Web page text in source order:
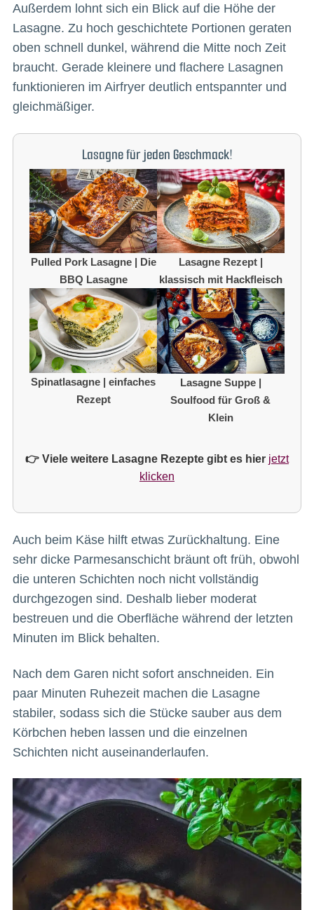
Außerdem lohnt sich ein Blick auf die Höhe der
Lasagne. Zu hoch geschichtete Portionen geraten
oben schnell dunkel, während die Mitte noch Zeit
braucht. Gerade kleinere und flachere Lasagnen
funktionieren im Airfryer deutlich entspannter und
gleichmäßiger.
Lasagne für jeden Geschmack!
Pulled Pork Lasagne | Die
BBQ Lasagne
Lasagne Rezept |
klassisch mit Hackfleisch
Spinatlasagne | einfaches
Rezept
Lasagne Suppe |
Soulfood für Groß &
Klein
👉 Viele weitere Lasagne Rezepte gibt es hier jetzt
klicken
Auch beim Käse hilft etwas Zurückhaltung. Eine
sehr dicke Parmesanschicht bräunt oft früh, obwohl
die unteren Schichten noch nicht vollständig
durchgezogen sind. Deshalb lieber moderat
bestreuen und die Oberfläche während der letzten
Minuten im Blick behalten.
Nach dem Garen nicht sofort anschneiden. Ein
paar Minuten Ruhezeit machen die Lasagne
stabiler, sodass sich die Stücke sauber aus dem
Körbchen heben lassen und die einzelnen
Schichten nicht auseinanderlaufen.